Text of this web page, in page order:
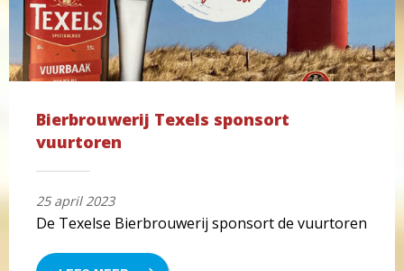
Bierbrouwerij Texels sponsort
vuurtoren
25 april 2023
De Texelse Bierbrouwerij sponsort de vuurtoren